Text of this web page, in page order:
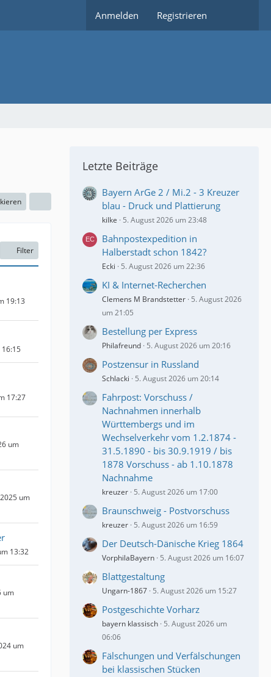
Anmelden Registrieren
Filter
19:13
16:15
17:27
um
um
13:32
um
um
Letzte Beiträge
Bayern ArGe 2 / Mi.2 - 3 Kreuzer
blau - Druck und Plattierung
kilke 5. August 2026 um 23:48
Bahnpostexpedition in
Halberstadt schon 1842?
Ecki 5. August 2026 um 22:36
KI & Internet-Recherchen
Clemens M Brandstetter 5. August 2026
um 21:05
Bestellung per Express
Philafreund 5. August 2026 um 20:16
Postzensur in Russland
Schlacki 5. August 2026 um 20:14
Fahrpost: Vorschuss /
Nachnahmen innerhalb
Württembergs und im
Wechselverkehr vom 1.2.1874 -
31.5.1890 - bis 30.9.1919 / bis
1878 Vorschuss - ab 1.10.1878
Nachnahme
kreuzer 5. August 2026 um 17:00
Braunschweig - Postvorschuss
kreuzer 5. August 2026 um 16:59
Der Deutsch-Dänische Krieg 1864
VorphilaBayern 5. August 2026 um 16:07
Blattgestaltung
Ungarn-1867 5. August 2026 um 15:27
Postgeschichte Vorharz
bayern klassisch 5. August 2026 um
06:06
Fälschungen und Verfälschungen
bei klassischen Stücken